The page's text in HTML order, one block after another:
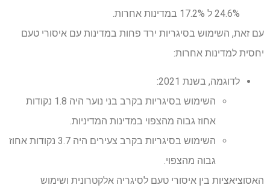
24.6% ל 17.2% במדינות אחרות.
עם זאת, השימוש בסיגריות ירד פחות במדינות עם איסורי טעם
יחסית למדינות אחרות:
לדוגמה, בשנת 2021:
השימוש בסיגריות בקרב בני נוער היה 1.8 נקודות
אחוז גבוה מהצפוי במדינות המדיניות.
השימוש בסיגריות בקרב צעירים היה 3.7 נקודות אחוז
גבוה מהצפוי.
האסוציאציות בין איסורי טעם לסיגריה אלקטרונית ושימוש